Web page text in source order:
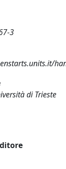
3
di Trieste